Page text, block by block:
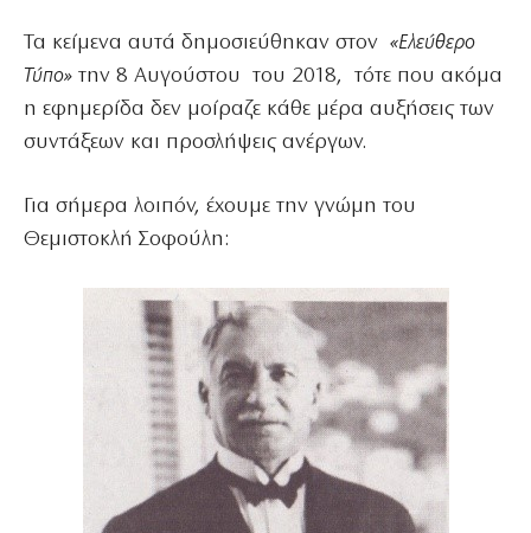
Τα κείμενα αυτά δημοσιεύθηκαν στον «Ελεύθερο
Τύπο» την 8 Αυγούστου του 2018, τότε που ακόμα
η εφημερίδα δεν μοίραζε κάθε μέρα αυξήσεις των
συντάξεων και προσλήψεις ανέργων.
Για σήμερα λοιπόν, έχουμε την γνώμη του
Θεμιστοκλή Σοφούλη: